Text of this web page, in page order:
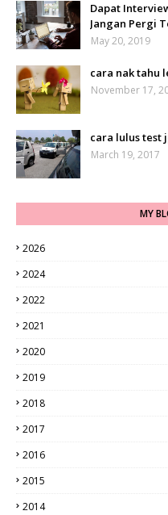
Dapat
Jangan Pergi
May 20, 2019
cara nak tahu
November 17,
cara lulus test
March 19, 2017
MY
2026
2024
2022
2021
2020
2019
2018
2017
2016
2015
2014